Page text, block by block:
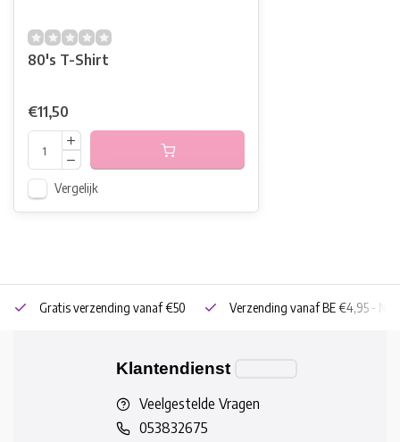
80's T-Shirt
€11,50
Vergelijk
Gratis verzending vanaf €50 Verzending vanaf BE €4,95 - NL
Klantendienst
Veelgestelde Vragen
053832675